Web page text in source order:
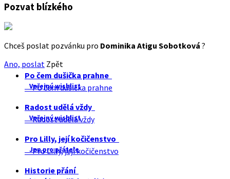
Pozvat blízkého
Chceš poslat pozvánku pro Dominika Atigu Sobotková ?
Ano, poslat Zpět
Po čem dušička prahne
Veřejný wishlist
Po čem dušička prahne
Radost udělá vždy
Veřejný wishlist
Radost udělá vždy
Pro Lilly, její kočičenstvo
Jen pro přátele
Pro Lilly, její kočičenstvo
Historie přání